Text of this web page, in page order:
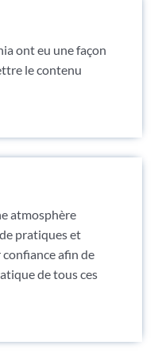
ont eu une façon
le contenu
atmosphère
pratiques et
afin de
de tous ces